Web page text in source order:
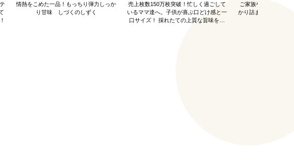
情熱をこめた一品！もっちり弾力しっか
り甘味 しづくのしずく
売上枚数150万枚突破！忙しく過ごして
いるママ達へ。子供が喜ぶ口どけ感と一
口サイズ！ 採れたての上質な旨味を持
ご家族やお子様に大
かり詰まっていてお